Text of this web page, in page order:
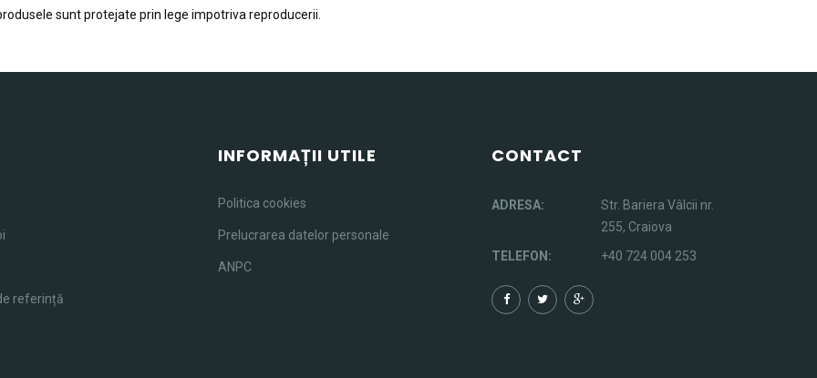
sunt protejate prin lege impotriva reproducerii.
referință
INFORMAȚII UTILE
Politica cookies
Prelucrarea datelor personale
ANPC
CONTACT
ADRESA:
Str. Bariera Vâlcii nr.
255, Craiova
TELEFON:
+40 724 004 253